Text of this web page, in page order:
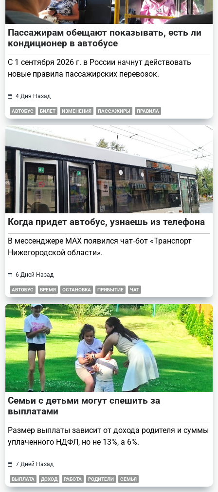
Пассажирам обещают показывать, есть ли
кондиционер в автобусе
С 1 сентября 2026 г. в России начнут действовать
новые правила пассажирских перевозок.
4 Дня Назад
АВТОБУС БИЛЕТ ИЗМЕНЕНИЯ ПАССАЖИРЫ ПРАВИЛА
Когда придет автобус, узнаешь из телефона
В мессенджере МАХ появился чат‑бот «Транспорт
Нижегородской области».
6 Дней Назад
АВТОБУС ВРЕМЯ ОСТАНОВКА ПРИБЫТИЕ ЧАТ
Семьи с детьми могут спешить за
выплатами
Размер выплаты зависит от дохода родителя и суммы
уплаченного НДФЛ, но не 13%, а 6%.
7 Дней Назад
ВЫПЛАТА ДОХОД РАБОТА РОДИТЕЛИ СЕМЬЯ